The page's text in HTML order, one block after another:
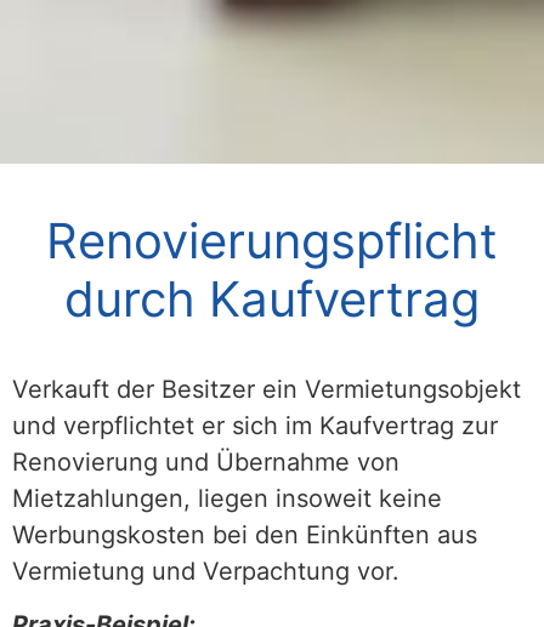
Renovierungspflicht
durch Kaufvertrag
Verkauft der Besitzer ein Vermietungsobjekt
und verpflichtet er sich im Kaufvertrag zur
Renovierung und Übernahme von
Mietzahlungen, liegen insoweit keine
Werbungskosten bei den Einkünften aus
Vermietung und Verpachtung vor.